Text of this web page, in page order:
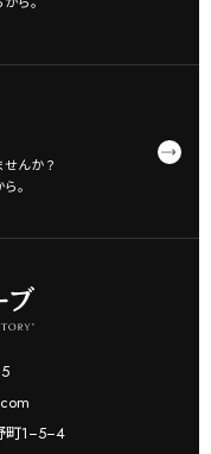
んか？
。
町1−5−4